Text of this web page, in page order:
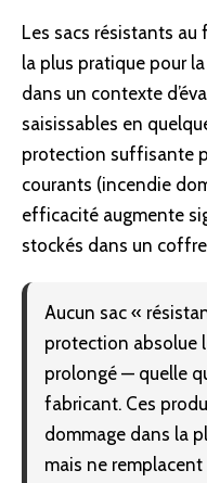
Les sacs résistants au
la plus pratique pour
dans un contexte
saisissables en
protection suffisante
courants (incendie
efficacité augmente
stockés dans un
Aucun sac «
protection absolue
prolongé — quelle
fabricant. Ces
dommage dans la
mais ne